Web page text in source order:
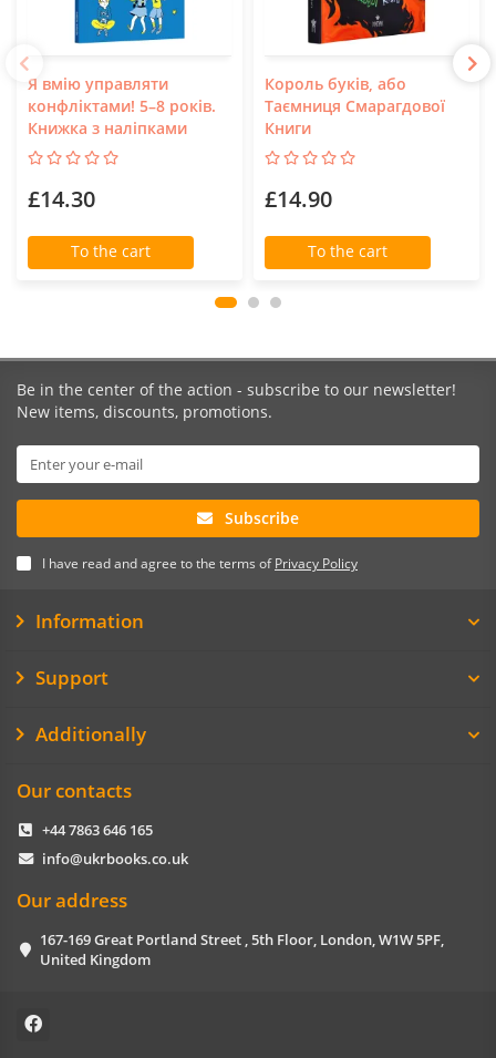
Я вмію управляти
конфліктами! 5–8 років.
Книжка з наліпками
£14.30
To the cart
Король буків, або
Таємниця Смарагдової
Книги
£14.90
To the cart
Be in the center of the action - subscribe to our newsletter!
New items, discounts, promotions.
Subscribe
I have read and agree to the terms ofPrivacy Policy
Information
Support
Additionally
Our contacts
+44 7863 646 165
info@ukrbooks.co.uk
Our address
167-169 Great Portland Street , 5th Floor, London, W1W 5PF,
United Kingdom